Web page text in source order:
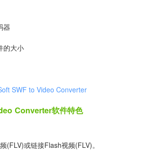
器
的大小
Converter软件特色
(FLV)或链接Flash视频(FLV)。